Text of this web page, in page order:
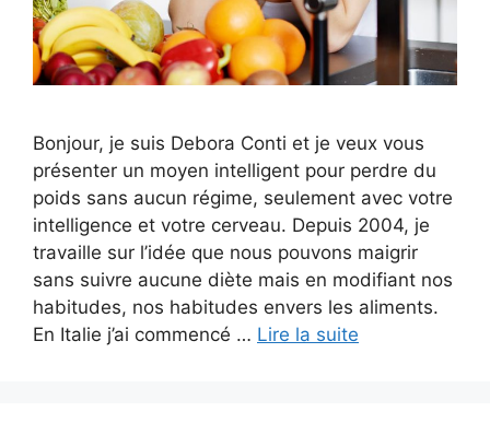
Bonjour, je suis Debora Conti et je veux vous
présenter un moyen intelligent pour perdre du
poids sans aucun régime, seulement avec votre
intelligence et votre cerveau. Depuis 2004, je
travaille sur l’idée que nous pouvons maigrir
sans suivre aucune diète mais en modifiant nos
habitudes, nos habitudes envers les aliments.
En Italie j’ai commencé … Lire la suite